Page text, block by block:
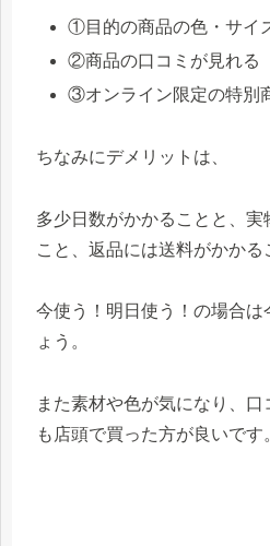
①目的の商品の色・サイ
②商品の口コミが見れる
③オンライン限定の特別
ちなみにデメリットは、
多少日数がかかることと、実
こと、返品には送料がかかる
今使う！明日使う！の場合は
ょう。
また素材や色が気になり、
も店頭で買った方が良いです